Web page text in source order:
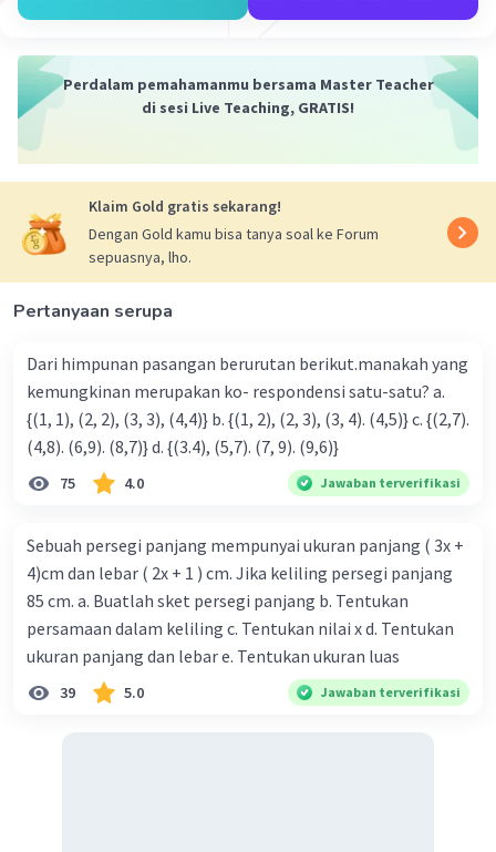
64.000 = r3
r =
√(40 x 40 x 40)
√(40
r = 40
r = 40 dm.
Selanjutnya, penampungan air tanpa tutup
memiliki 5 sisi, sehingga luas permukaan tanpa
tutup yaitu:
L = 5 x (40)2
L = 5 x 1.600
L = 8.000 dm 2.
Jadi, luas permukaan penampungan air tersebut
tanpa tutupnya adalah 8.000 dm2.
Beri Rating·0.0( 0) Balas
Perdalam pemahamanmu bersama Master Teacher
di sesi Live Teaching, GRATIS!
Klaim Gold gratis sekarang!
Dengan Gold kamu bisa tanya soal ke Forum
sepuasnya, lho.
Pertanyaan serupa
Dari himpunan pasangan berurutan berikut.manakah yang
kemungkinan merupakan ko- respondensi satu-satu? a.
{(1, 1), (2, 2), (3, 3), (4,4)} b. {(1, 2), (2, 3), (3, 4). (4,5)} c. {(2,7).
(4,8). (6,9). (8,7)} d. {(3.4), (5,7). (7, 9). (9,6)}
75 4.0 Jawaban terverifikasi
Sebuah persegi panjang mempunyai ukuran panjang ( 3x +
4)cm dan lebar ( 2x + 1 ) cm. Jika keliling persegi panjang
85 cm. a. Buatlah sket persegi panjang b. Tentukan
persamaan dalam keliling c. Tentukan nilai x d. Tentukan
ukuran panjang dan lebar e. Tentukan ukuran luas
39 5.0 Jawaban terverifikasi